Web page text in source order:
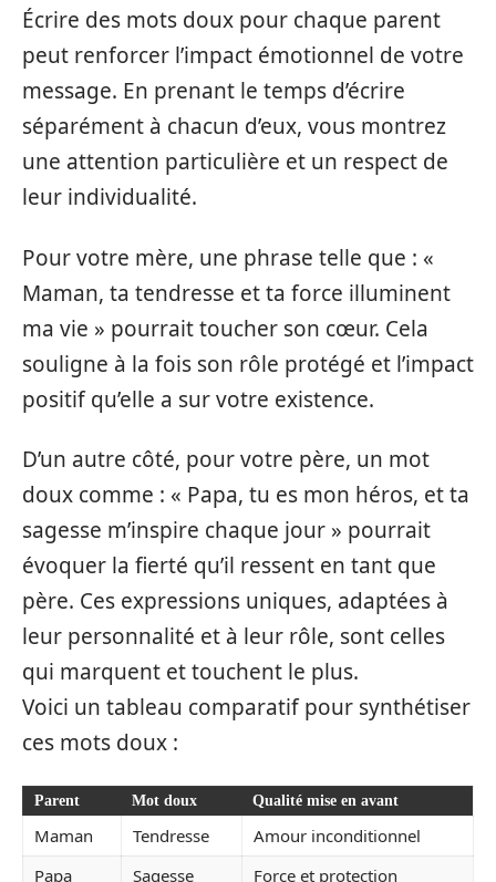
Écrire des mots doux pour chaque parent
peut renforcer l’impact émotionnel de votre
message. En prenant le temps d’écrire
séparément à chacun d’eux, vous montrez
une attention particulière et un respect de
leur individualité.
Pour votre mère, une phrase telle que : «
Maman, ta tendresse et ta force illuminent
ma vie » pourrait toucher son cœur. Cela
souligne à la fois son rôle protégé et l’impact
positif qu’elle a sur votre existence.
D’un autre côté, pour votre père, un mot
doux comme : « Papa, tu es mon héros, et ta
sagesse m’inspire chaque jour » pourrait
évoquer la fierté qu’il ressent en tant que
père. Ces expressions uniques, adaptées à
leur personnalité et à leur rôle, sont celles
qui marquent et touchent le plus.
Voici un tableau comparatif pour synthétiser
ces mots doux :
Parent Mot doux Qualité mise en avant
Maman Tendresse
Amour inconditionnel
Papa
Sagesse Force et protection